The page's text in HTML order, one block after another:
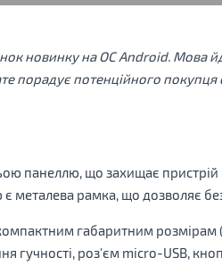
новинку на ОС Android. Мова
порадує потенційного
панеллю, що захищає пристрій
металева рамка, що дозволяє
габаритним розмірам
гучності, роз'єм micro-USB,